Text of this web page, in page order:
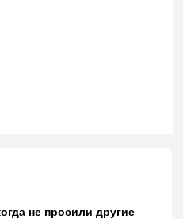
не просили другие